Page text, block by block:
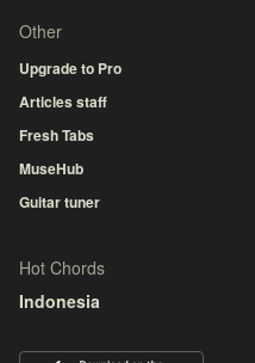
Other
Upgrade to Pro
Articles staff
Fresh Tabs
MuseHub
Guitar tuner
Hot Chords
Indonesia